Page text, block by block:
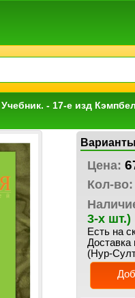
- 17-е изд
Цена:
Кол-во:
3-х шт.)
Есть на
Доставка
(Нур-